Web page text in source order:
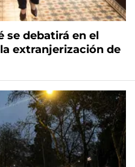
se debatirá en el
extranjerización de